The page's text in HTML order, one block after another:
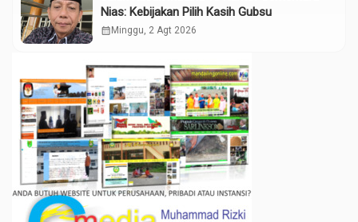
Nias: Kebijakan Pilih Kasih Gubsu
calendar_month Minggu, 2 Agt 2026